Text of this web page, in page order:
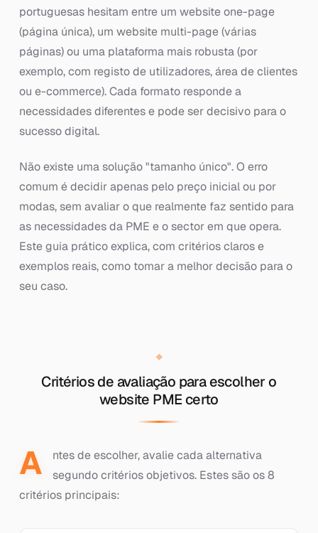
portuguesas hesitam entre um website one-page
(página única), um website multi-page (várias
páginas) ou uma plataforma mais robusta (por
exemplo, com registo de utilizadores, área de clientes
ou e-commerce). Cada formato responde a
necessidades diferentes e pode ser decisivo para o
sucesso digital.
Não existe uma solução "tamanho único". O erro
comum é decidir apenas pelo preço inicial ou por
modas, sem avaliar o que realmente faz sentido para
as necessidades da PME e o sector em que opera.
Este guia prático explica, com critérios claros e
exemplos reais, como tomar a melhor decisão para o
seu caso.
Critérios de avaliação para escolher o
website PME certo
A
ntes de escolher, avalie cada alternativa
segundo critérios objetivos. Estes são os 8
critérios principais: